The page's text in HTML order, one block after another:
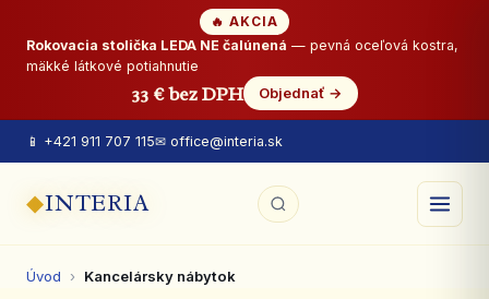
🔥 AKCIA
Rokovacia stolička LEDA NE čalúnená — pevná oceľová kostra,
mäkké látkové potiahnutie
33 € bez DPH Objednať →
📱 +421 911 707 115✉ office@interia.sk
◆INTERIA
Úvod › Kancelársky nábytok